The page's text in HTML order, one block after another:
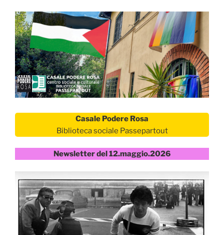
Casale Podere Rosa
Biblioteca sociale Passepartout
Newsletter del 12.maggio.2026